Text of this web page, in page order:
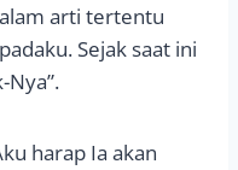
arti tertentu
Sejak saat ini
harap Ia akan